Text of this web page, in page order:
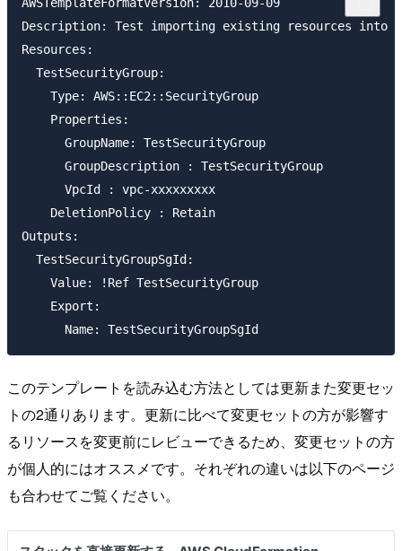
AWSTemplateFormatVersion: 2010-09-09
Description: Test importing existing resources into
Resources:
  TestSecurityGroup:
    Type: AWS::EC2::SecurityGroup
    Properties:
      GroupName: TestSecurityGroup
      GroupDescription : TestSecurityGroup
      VpcId : vpc-xxxxxxxxx
    DeletionPolicy : Retain
Outputs:
  TestSecurityGroupSgId:
    Value: !Ref TestSecurityGroup
    Export:
このテンプレートを読み込む方法としては更新また変更セッ
トの2通りあります。更新に比べて変更セットの方が影響す
るリソースを変更前にレビューできるため、変更セットの方
が個人的にはオススメです。それぞれの違いは以下のページ
も合わせてご覧ください。